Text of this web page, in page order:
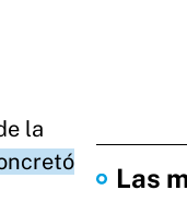
la
Las